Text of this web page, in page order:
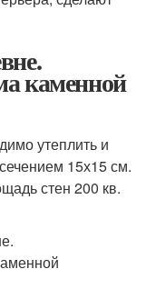
каменной
утеплить и
15х15 см.
стен 200 кв.